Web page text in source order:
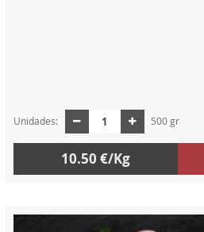
Unidades: 500 gr
10.50 €/Kg